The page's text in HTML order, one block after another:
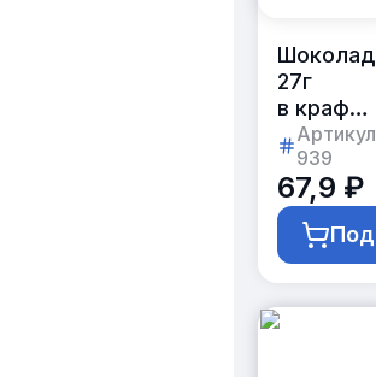
Шоколад
27г
в крафт-
бумаге
с939
67,9 ₽
Под